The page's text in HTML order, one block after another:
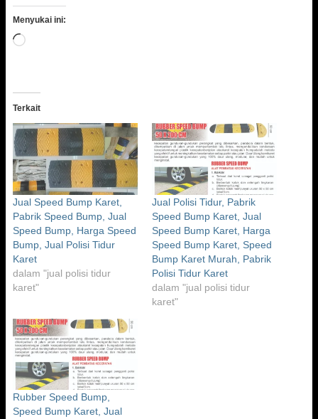
Menyukai ini:
Memuat...
Terkait
Jual Speed Bump Karet,
Pabrik Speed Bump, Jual
Speed Bump, Harga Speed
Bump, Jual Polisi Tidur
Karet
dalam "jual polisi tidur
karet"
Jual Polisi Tidur, Pabrik
Speed Bump Karet, Jual
Speed Bump Karet, Harga
Speed Bump Karet, Speed
Bump Karet Murah, Pabrik
Polisi Tidur Karet
dalam "jual polisi tidur
karet"
Rubber Speed Bump,
Speed Bump Karet, Jual